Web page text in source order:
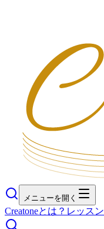
メニューを開く
Creatoneとは？ レッスン